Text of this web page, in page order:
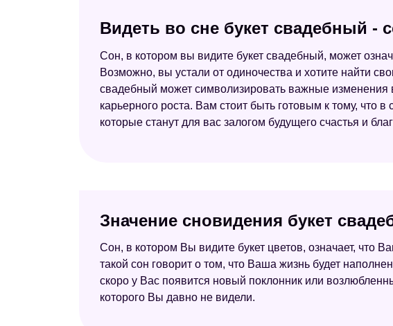
Видеть во сне букет свадебный -
Сон, в котором вы видите букет свадебный, может
Возможно, вы устали от одиночества и хотите найти
свадебный может символизировать важные
карьерного роста. Вам стоит быть готовым к тому, что
которые станут для вас залогом будущего счастья и
Значение сновидения букет
Сон, в котором Вы видите букет цветов, означает, что
такой сон говорит о том, что Ваша жизнь будет
скоро у Вас появится новый поклонник или
которого Вы давно не видели.